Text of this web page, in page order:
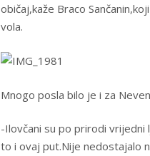
običaj,kaže Braco
vola.
Mnogo posla bilo je i za
-Ilovčani su po prirodi vrijedni
to i ovaj put.Nije nedostajalo